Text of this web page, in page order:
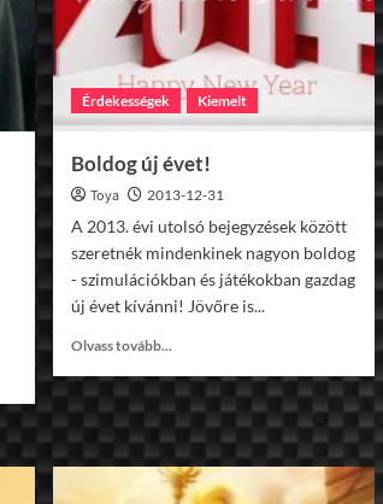
pedálról
Érdekességek Kiemelt
Boldog új évet!
Toya 2013-12-31
A 2013. évi utolsó bejegyzések között
szeretnék mindenkinek nagyon boldog
- szimulációkban és játékokban gazdag
új évet kívánni! Jövőre is...
Olvass tovább...
Boldog
új
évet!